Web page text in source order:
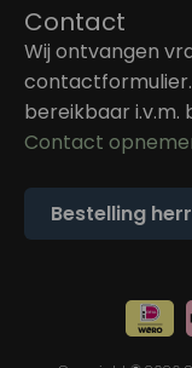
Contact
Wij ontvangen
contactformulier.
bereikbaar i.v.m.
Contact
Bestelling